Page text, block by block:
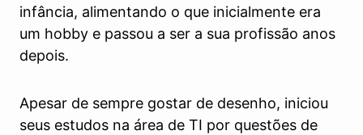
infância, alimentando o que inicialmente era
um hobby e passou a ser a sua profissão anos
depois.
Apesar de sempre gostar de desenho, iniciou
seus estudos na área de TI por questões de